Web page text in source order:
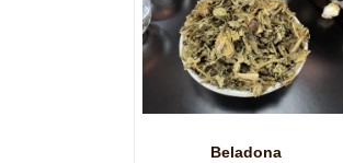
Beladona